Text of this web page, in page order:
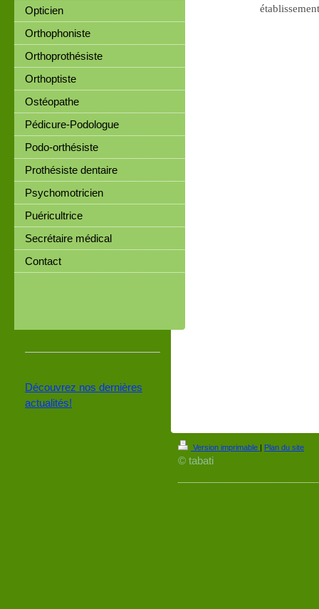
Opticien
Orthophoniste
Orthoprothésiste
Orthoptiste
Ostéopathe
Pédicure-Podologue
Podo-orthésiste
Prothésiste dentaire
Psychomotricien
Puéricultrice
Secrétaire médical
Contact
Découvrez nos dernières
actualités!
Version imprimable | Plan du site
© tabati